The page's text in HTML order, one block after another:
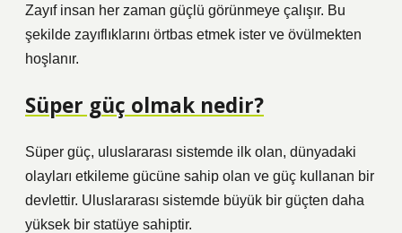
Zayıf insan her zaman güçlü görünmeye çalışır. Bu
şekilde zayıflıklarını örtbas etmek ister ve övülmekten
hoşlanır.
Süper güç olmak nedir?
Süper güç, uluslararası sistemde ilk olan, dünyadaki
olayları etkileme gücüne sahip olan ve güç kullanan bir
devlettir. Uluslararası sistemde büyük bir güçten daha
yüksek bir statüye sahiptir.